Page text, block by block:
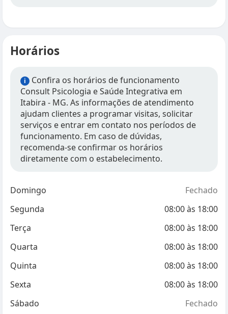
Horários
i
Confira os horários de funcionamento
Consult Psicologia e Saúde Integrativa em
Itabira - MG. As informações de atendimento
ajudam clientes a programar visitas, solicitar
serviços e entrar em contato nos períodos de
funcionamento. Em caso de dúvidas,
recomenda-se confirmar os horários
diretamente com o estabelecimento.
Domingo
Fechado
Segunda
08:00às 18:00
Terça
08:00às 18:00
Quarta
08:00às 18:00
Quinta
08:00às 18:00
Sexta
08:00às 18:00
Sábado
Fechado